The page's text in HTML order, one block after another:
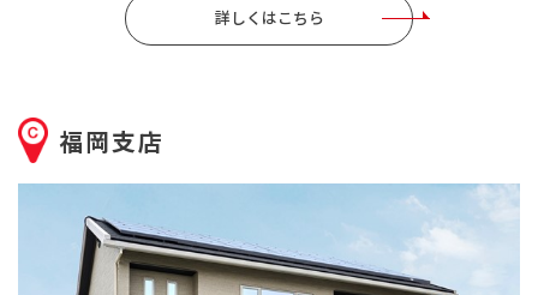
詳しくはこちら
福岡支店